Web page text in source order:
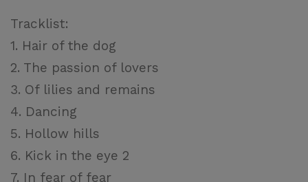
Tracklist:
1. Hair of the dog
2. The passion of lovers
3. Of lilies and remains
4. Dancing
5. Hollow hills
6. Kick in the eye 2
7. In fear of fear